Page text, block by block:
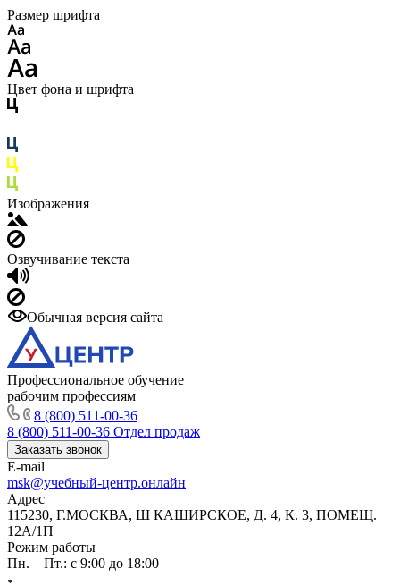
Размер шрифта
Цвет фона и шрифта
Изображения
Озвучивание текста
Обычная версия сайта
Профессиональное обучение
рабочим профессиям
8 (800) 511-00-36
8 (800) 511-00-36 Отдел продаж
Заказать звонок
E-mail
msk@учебный-центр.онлайн
Адрес
115230, Г.МОСКВА, Ш КАШИРСКОЕ, Д. 4, К. 3, ПОМЕЩ.
12А/1П
Режим работы
Пн. – Пт.: с 9:00 до 18:00